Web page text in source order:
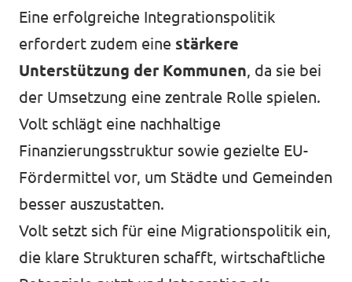
Eine erfolgreiche Integrationspolitik
erfordert zudem eine stärkere
Unterstützung der Kommunen, da sie bei
der Umsetzung eine zentrale Rolle spielen.
Volt schlägt eine nachhaltige
Finanzierungsstruktur sowie gezielte EU-
Fördermittel vor, um Städte und Gemeinden
besser auszustatten.
Volt setzt sich für eine Migrationspolitik ein,
die klare Strukturen schafft, wirtschaftliche